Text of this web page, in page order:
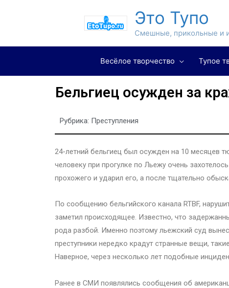
Это Тупо
Смешные, прикольные и
Весёлое творчество Тупое
Бельгиец осужден за
Рубрика: Преступления
24-летний бельгиец был осужден на 10 месяцев
человеку при прогулке по Льежу очень
прохожего и ударил его, а после тщательно
По сообщению бельгийского канала RTBF,
заметил происходящее. Известно, что
рода разбой. Именно поэтому льежский суд
преступники нередко крадут странные вещи,
Наверное, через несколько лет подобные
Ранее в СМИ появлялись сообщения об